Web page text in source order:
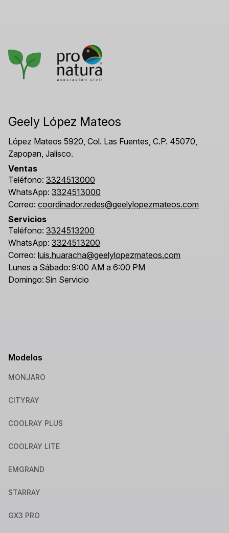
Geely López Mateos
López Mateos 5920, Col. Las Fuentes, C.P. 45070,
Zapopan, Jalisco.
Ventas
Teléfono: 3324513000
WhatsApp: 3324513000
Correo: coordinador.redes@geelylopezmateos.com
Servicios
Teléfono: 3324513200
WhatsApp: 3324513200
Correo: luis.huaracha@geelylopezmateos.com
Lunes a Sábado:9:00 AM a 6:00 PM
Domingo: Sin Servicio
Modelos
MONJARO
CITYRAY
COOLRAY PLUS
COOLRAY LITE
EMGRAND
STARRAY
GX3 PRO